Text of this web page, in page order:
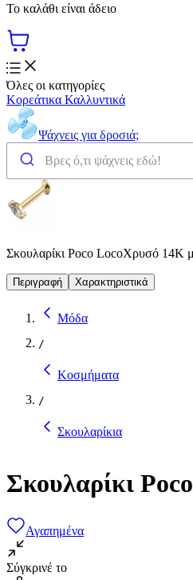
Το καλάθι είναι άδειο
Όλες οι κατηγορίες
Κορεάτικα Καλλυντικά
Ψάχνεις για δροσιά;
Σκουλαρίκι Poco LocoΧρυσό 14Κ
Περιγραφή Χαρακτηριστικά
Μόδα
/
Κοσμήματα
/
Σκουλαρίκια
Σκουλαρίκι
Αγαπημένα
Σύγκρινέ το